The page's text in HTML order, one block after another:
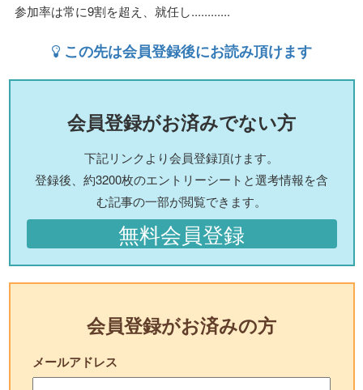
参加率は常に9割を超え、就任し............
この先は会員登録後にお読み頂けます
会員登録がお済みでない方
下記リンクより会員登録頂けます。
登録後、約3200枚のエントリーシートと選考情報を含
む記事の一部が閲覧できます。
無料会員登録
会員登録がお済みの方
メールアドレス